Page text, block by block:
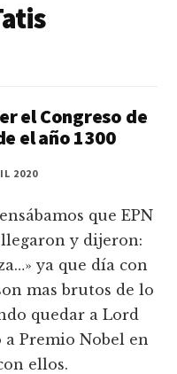
el Congreso de
el año 1300
2020
que EPN
y dijeron:
ya que día con
mas brutos de lo
quedar a Lord
Premio Nobel en
ellos.